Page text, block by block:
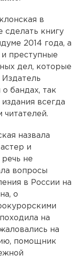
в
сделать книгу
2014 года, а
преступные
дел, которые
бандах, так
всегда
назвала
и
не
вопросы
в России на
о
на
на
помощник